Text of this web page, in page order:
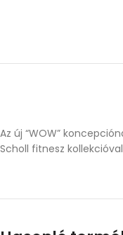
Az új “WOW”
Scholl fitnesz